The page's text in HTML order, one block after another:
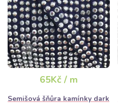
65Kč / m
Semišová šňůra kamínky dark